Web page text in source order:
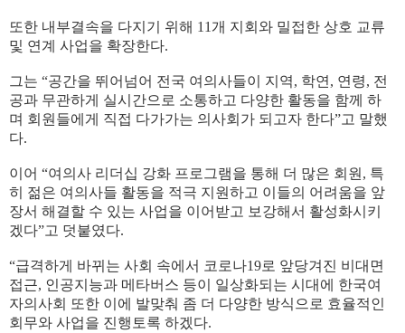
또한 내부결속을 다지기 위해 11개 지회와 밀접한 상호 교류
및 연계 사업을 확장한다.
그는 “공간을 뛰어넘어 전국 여의사들이 지역, 학연, 연령, 전
공과 무관하게 실시간으로 소통하고 다양한 활동을 함께 하
며 회원들에게 직접 다가가는 의사회가 되고자 한다”고 말했
다.
이어 “여의사 리더십 강화 프로그램을 통해 더 많은 회원, 특
히 젊은 여의사들 활동을 적극 지원하고 이들의 어려움을 앞
장서 해결할 수 있는 사업을 이어받고 보강해서 활성화시키
겠다”고 덧붙였다.
“급격하게 바뀌는 사회 속에서 코로나19로 앞당겨진 비대면
접근, 인공지능과 메타버스 등이 일상화되는 시대에 한국여
자의사회 또한 이에 발맞춰 좀 더 다양한 방식으로 효율적인
회무와 사업을 진행토록 하겠다.